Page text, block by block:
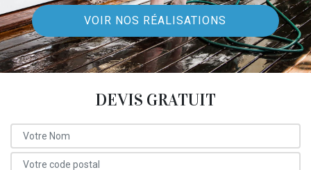
VOIR NOS RÉALISATIONS
DEVIS GRATUIT